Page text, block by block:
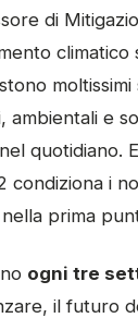
di
moltissimi
ambientali e
quotidiano.
condiziona i
prima
ogni tre
il futuro